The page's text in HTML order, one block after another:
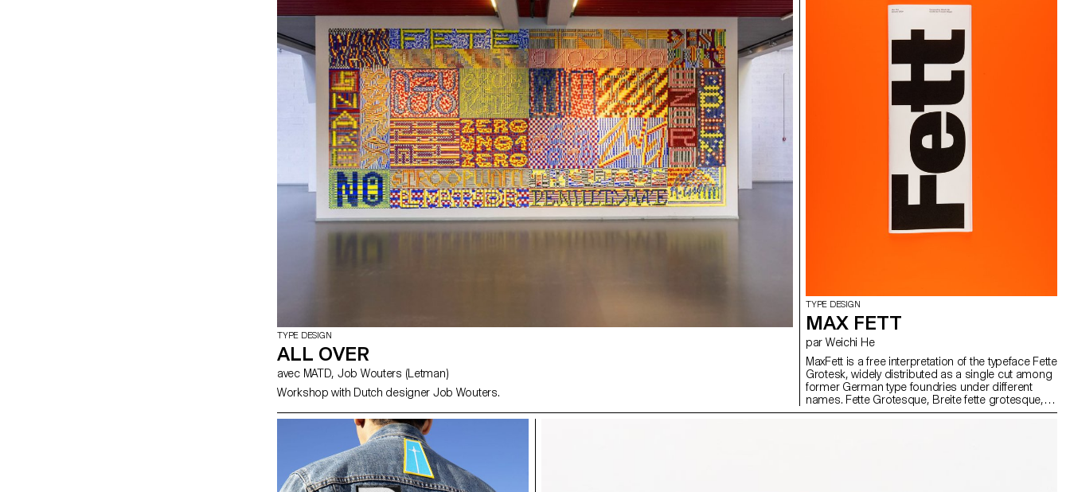
TYPE DESIGN
ALL OVER
avec MATD, Job Wouters (Letman)
Workshop with Dutch designer Job Wouters.
TYPE DESIGN
MAX FETT
par Weichi He
MaxFett is a free interpretation of the typeface Fette
Grotesk, widely distributed as a single cut among
former German type foundries under different
names. Fette Grotesque, Breite fette grotesque,
Fette Steinschrift, Zeitung-Grotesque, Ganz fette